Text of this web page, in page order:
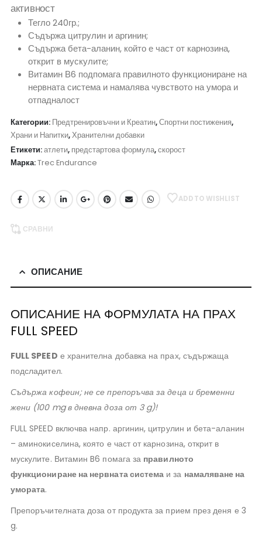
активност
Тегло 240гр.;
Съдържа цитрулин и аргинин;
Съдържа бета-аланин, който е част от карнозина,
открит в мускулите;
Витамин В6 подпомага правилното функциониране на
нервната система и намалява чувството на умора и
отпадналост
Категории: Предтренировъчни и Креатин,Спортни постижения,
Храни и Напитки,Хранителни добавки
Етикети:атлети, предстартова формула,скорост
Марка:Trec Endurance
ADD TO WISHLIST
СРАВНИ
ОПИСАНИЕ
ОПИСАНИЕ НА ФОРМУЛАТА НА ПРАХ
FULL SPEED
FULL SPEED е хранителна добавка на прах, съдържаща
подсладител.
Съдържа кофеин; не се препоръчва за деца и бременни
жени (100 mg в дневна доза от 3 g)!
FULL SPEED включва напр. аргинин, цитрулин и бета-аланин
– аминокиселина, която е част от карнозина, открит в
мускулите. Витамин B6 помага за правилното
функциониране на нервната система и за намаляване на
умората.
Препоръчителната доза от продукта за прием през деня е 3
g.